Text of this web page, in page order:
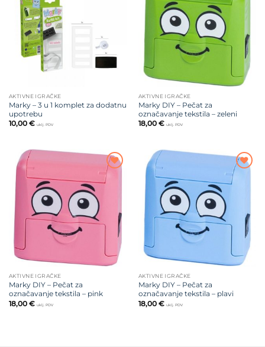
AKTIVNE IGRAČKE
Marky – 3 u 1 komplet za dodatnu
upotrebu
10,00 € uklj. PDV
na listu
AKTIVNE IGRAČKE
Marky DIY – Pečat za
označavanje tekstila – zeleni
18,00 € uklj. PDV
Dodajte
na listu
AKTIVNE IGRAČKE
Marky DIY – Pečat za
označavanje tekstila – pink
18,00 € uklj. PDV
Dodajte
na listu
AKTIVNE IGRAČKE
Marky DIY – Pečat za
označavanje tekstila – plavi
18,00 € uklj. PDV